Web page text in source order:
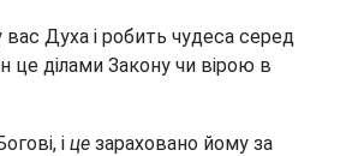
Духа і робить чудеса серед
це ділами Закону чи вірою в
і це зараховано йому за